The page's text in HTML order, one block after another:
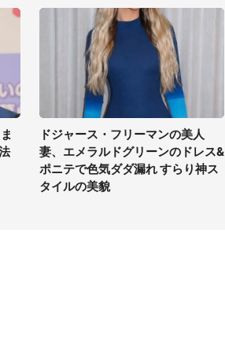
ドジャース・フリーマンの美人
妻、エメラルドグリーンのドレス&
ポニテで色気ダダ漏れ すらり神ス
タイルの美貌